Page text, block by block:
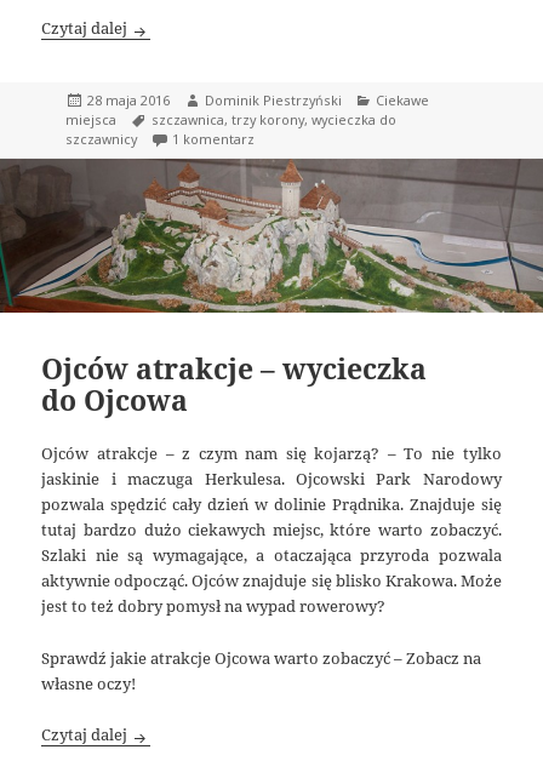
Czytaj dalej Szczawnica atrakcje – okiem turysty
Data
publikacji
28 maja 2016 Autor
Dominik Piestrzyński Kategorie
Ciekawe
miejsca
Tagi
szczawnica, trzy korony, wycieczka do
szczawnicy
1 komentarzdo Szczawnica atrakcje – okiem turysty
Ojców atrakcje – wycieczka
do Ojcowa
Ojców atrakcje – z czym nam się kojarzą? – To nie tylko
jaskinie i maczuga Herkulesa. Ojcowski Park Narodowy
pozwala spędzić cały dzień w dolinie Prądnika. Znajduje się
tutaj bardzo dużo ciekawych miejsc, które warto zobaczyć.
Szlaki nie są wymagające, a otaczająca przyroda pozwala
aktywnie odpocząć. Ojców znajduje się blisko Krakowa. Może
jest to też dobry pomysł na wypad rowerowy?
Sprawdź jakie atrakcje Ojcowa warto zobaczyć – Zobacz na
własne oczy!
Czytaj dalej Ojców atrakcje – wycieczka do Ojcowa